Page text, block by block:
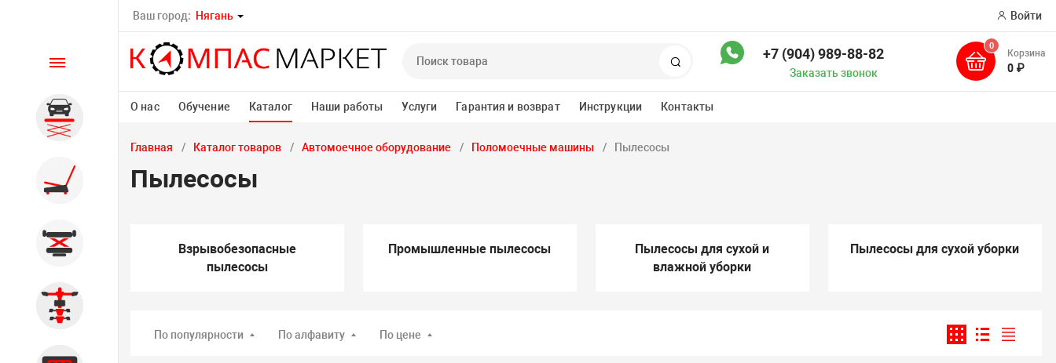
Ваш город: Нягань Войти
Поиск +7 (904) 989-88-82
Заказать звонок
0
Корзина
0 ₽
О нас Обучение Каталог Наши работы Услуги Гарантия и возврат Инструкции Контакты
Каталог
Автомобильные подъемники
Шиномонтажное
оборудование
Общегаражное
Главная Каталог товаров Автомоечное оборудование Поломоечные машины Пылесосы
Пылесосы
Взрывобезопасные
пылесосы
Промышленные пылесосы
Пылесосы для сухой и
влажной уборки
Пылесосы для сухой уборки
По популярности По алфавиту По цене